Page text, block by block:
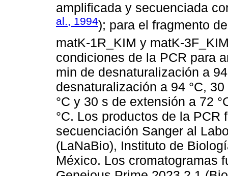
amplificada y secuenciada
al., 1994); para el fragmento
matK-1R_KIM y matK-
condiciones de la PCR para
min de desnaturalización a
desnaturalización a 94 °C,
°C y 30 s de extensión a 72
°C. Los productos de la PCR
secuenciación Sanger al
(LaNaBio), Instituto de
México. Los cromatogramas